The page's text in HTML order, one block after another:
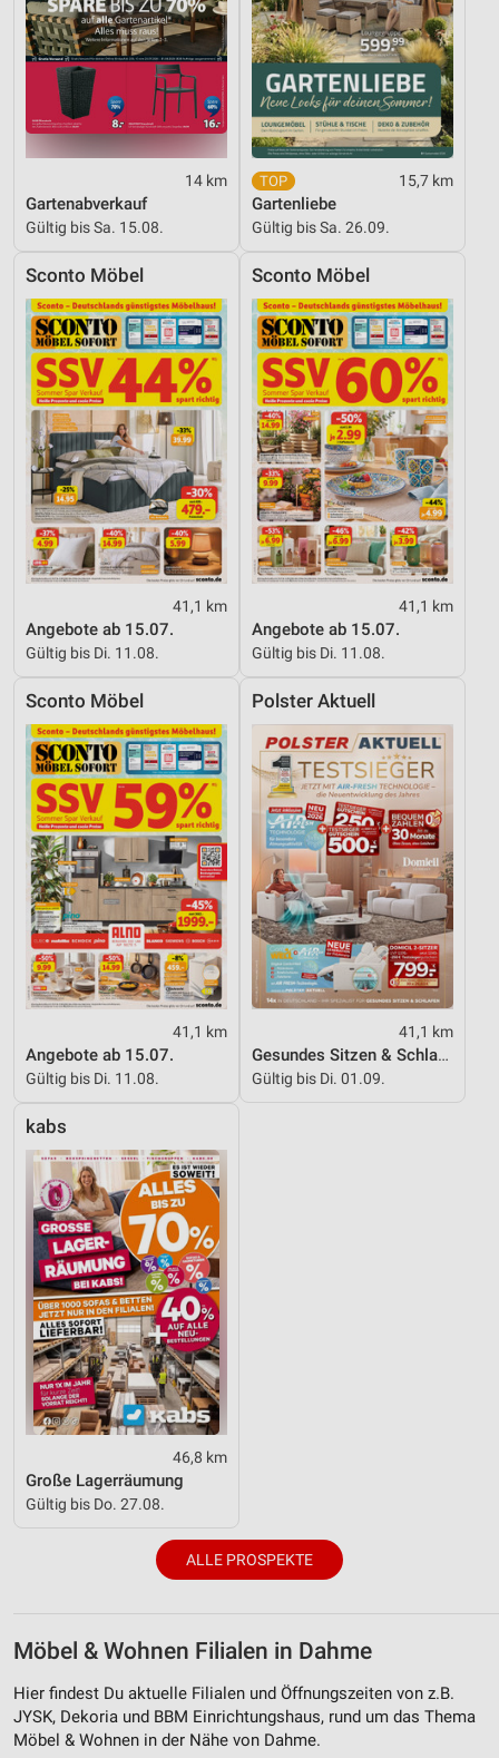
14 km
Gartenabverkauf
Gültig bis Sa. 15.08.
15,7 km
Gartenliebe
Gültig bis Sa. 26.09.
Sconto Möbel
41,1 km
Angebote ab 15.07.
Gültig bis Di. 11.08.
Sconto Möbel
41,1 km
Angebote ab 15.07.
Gültig bis Di. 11.08.
Sconto Möbel
41,1 km
Angebote ab 15.07.
Gültig bis Di. 11.08.
Polster Aktuell
41,1 km
Gesundes Sitzen & Schlafen
Gültig bis Di. 01.09.
kabs
46,8 km
Große Lagerräumung
Gültig bis Do. 27.08.
ALLE PROSPEKTE
Möbel & Wohnen Filialen in Dahme
Hier findest Du aktuelle Filialen und Öffnungszeiten von z.B.
JYSK, Dekoria und BBM Einrichtungshaus, rund um das Thema
Möbel & Wohnen in der Nähe von Dahme.